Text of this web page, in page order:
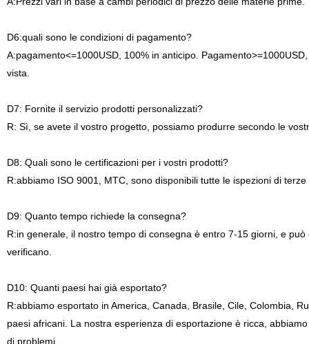
D6:quali sono le condizioni di pagamento?
A:pagamento<=1000USD, 100% in anticipo.
vista.
D7: Fornite il servizio prodotti personalizzati?
R: Sì, se avete il vostro progetto, possiamo produrre secondo le
D8: Quali sono le certificazioni per i vostri prodotti?
R:abbiamo ISO 9001, MTC, sono disponibili tutte le ispezioni di
D9: Quanto tempo richiede la consegna?
R:in generale, il nostro tempo di consegna è entro 7-15 giorni, e
verificano.
D10: Quanti paesi hai già esportato?
R:abbiamo esportato in America, Canada, Brasile, Cile, Colombia,
paesi africani. La nostra esperienza di esportazione è ricca,
di problemi.